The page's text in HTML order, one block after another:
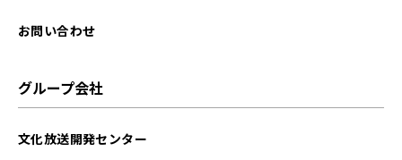
お問い合わせ
グループ会社
文化放送開発センター